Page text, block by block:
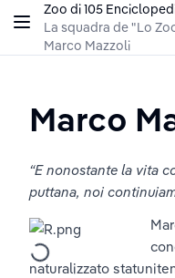
Zoo di 105
La squadra de "Lo
Marco Mazzoli
Marco
“E nonostante la vita
puttana, noi
naturalizzato